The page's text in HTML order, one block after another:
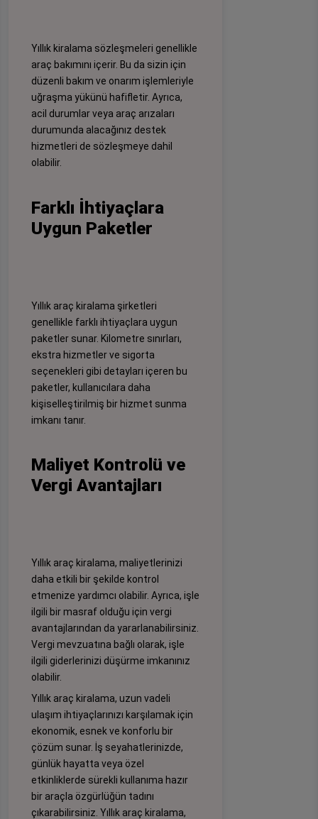
Yıllık kiralama sözleşmeleri genellikle
araç bakımını içerir. Bu da sizin için
düzenli bakım ve onarım işlemleriyle
uğraşma yükünü hafifletir. Ayrıca,
acil durumlar veya araç arızaları
durumunda alacağınız destek
hizmetleri de sözleşmeye dahil
olabilir.
Farklı İhtiyaçlara
Uygun Paketler
Yıllık araç kiralama şirketleri
genellikle farklı ihtiyaçlara uygun
paketler sunar. Kilometre sınırları,
ekstra hizmetler ve sigorta
seçenekleri gibi detayları içeren bu
paketler, kullanıcılara daha
kişiselleştirilmiş bir hizmet sunma
imkanı tanır.
Maliyet Kontrolü ve
Vergi Avantajları
Yıllık araç kiralama, maliyetlerinizi
daha etkili bir şekilde kontrol
etmenize yardımcı olabilir. Ayrıca, işle
ilgili bir masraf olduğu için vergi
avantajlarından da yararlanabilirsiniz.
Vergi mevzuatına bağlı olarak, işle
ilgili giderlerinizi düşürme imkanınız
olabilir.
Yıllık araç kiralama, uzun vadeli
ulaşım ihtiyaçlarınızı karşılamak için
ekonomik, esnek ve konforlu bir
çözüm sunar. İş seyahatlerinizde,
günlük hayatta veya özel
etkinliklerde sürekli kullanıma hazır
bir araçla özgürlüğün tadını
çıkarabilirsiniz. Yıllık araç kiralama,